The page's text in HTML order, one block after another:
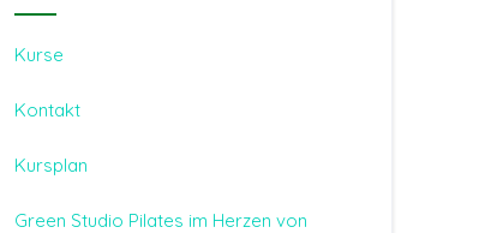
Kurse
Kontakt
Kursplan
Green Studio Pilates im Herzen von